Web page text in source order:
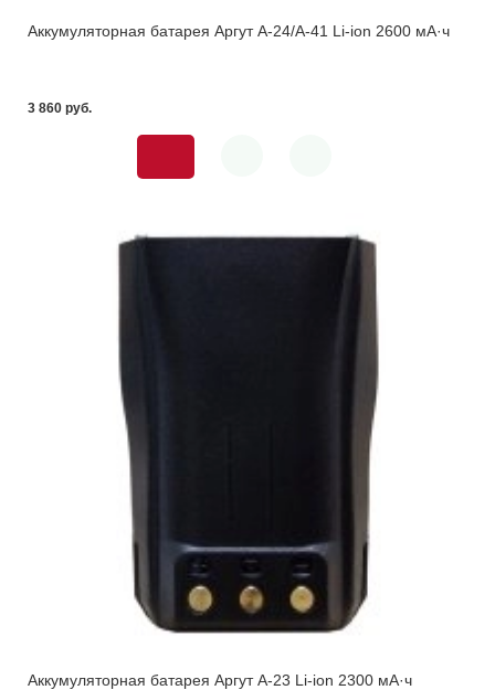
Аккумуляторная батарея Аргут А-24/А-41 Li-ion 2600 мА·ч
3 860 pуб.
Аккумуляторная батарея Аргут А-23 Li-ion 2300 мА·ч